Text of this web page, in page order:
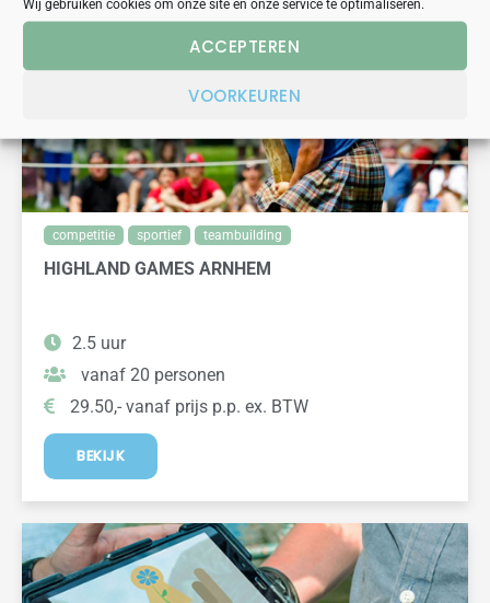
Wij gebruiken cookies om onze site en onze service te optimaliseren.
ACCEPTEREN
VOORKEUREN
competitie sportief teambuilding
HIGHLAND GAMES ARNHEM
2.5 uur
vanaf 20 personen
29.50,- vanaf prijs p.p. ex. BTW
BEKIJK